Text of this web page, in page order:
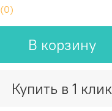
(0)
В корзину
Купить в 1 клик